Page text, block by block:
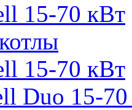
15-70 кВт
15-70 кВт
Duo 15-